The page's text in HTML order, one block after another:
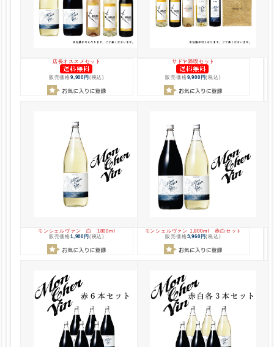
店長オススメセット
販売価格9,900円 (税込)
サドヤ満喫セット
販売価格9,900円(税込)
モンシェルヴァン 白 1800ml
販売価格1,980円 (税込)
モンシェルヴァン 1,800ml 赤白セット
販売価格3,960円(税込)